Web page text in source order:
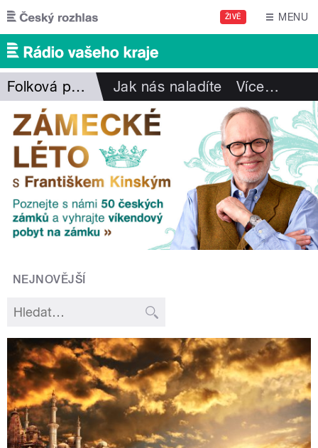
Přejít k hlavnímu obsahu
ŽIVĚ MENU
Folková pohlazení Jak nás naladíte Více…
NEJNOVĚJŠÍ